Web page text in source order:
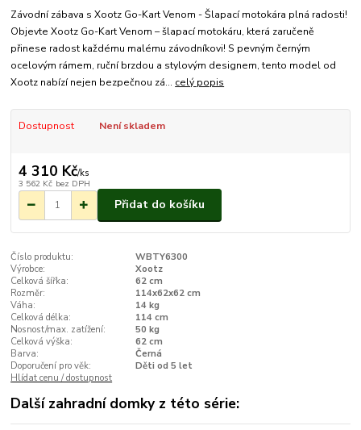
Závodní zábava s Xootz Go-Kart Venom - Šlapací motokára plná radosti!
Objevte Xootz Go-Kart Venom – šlapací motokáru, která zaručeně
přinese radost každému malému závodníkovi! S pevným černým
ocelovým rámem, ruční brzdou a stylovým designem, tento model od
Xootz nabízí nejen bezpečnou zá... celý popis
Dostupnost Není skladem
4 310 Kč/ks
3 562 Kč bez DPH
Přidat do košíku
Číslo produktu:
WBTY6300
Výrobce:
Xootz
Celková šířka:
62 cm
Rozměr:
114x62x62 cm
Váha:
14 kg
Celková délka:
114 cm
Nosnost/max. zatížení:
50 kg
Celková výška:
62 cm
Barva:
Černá
Doporučení pro věk:
Děti od 5 let
Hlídat cenu / dostupnost
Další zahradní domky z této série: